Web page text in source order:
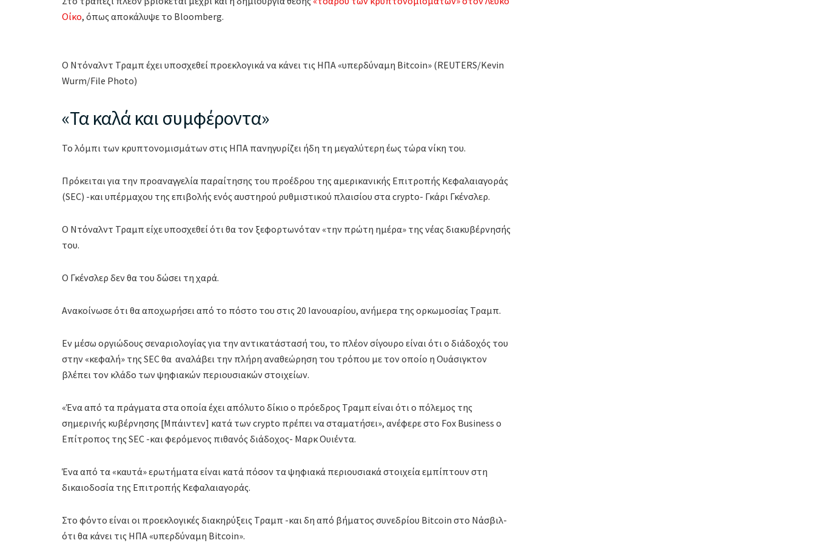
Οίκο, όπως αποκάλυψε το Bloomberg.
Ο Ντόναλντ Τραμπ έχει υποσχεθεί προεκλογικά να κάνει τις ΗΠΑ «υπερδύναμη Bitcoin» (REUTERS/Kevin
Wurm/File Photo)
«Τα καλά και συμφέροντα»
Το λόμπι των κρυπτονομισμάτων στις ΗΠΑ πανηγυρίζει ήδη τη μεγαλύτερη έως τώρα νίκη του.
Πρόκειται για την προαναγγελία παραίτησης του προέδρου της αμερικανικής Επιτροπής Κεφαλαιαγοράς
(SEC) -και υπέρμαχου της επιβολής ενός αυστηρού ρυθμιστικού πλαισίου στα crypto- Γκάρι Γκένσλερ.
Ο Ντόναλντ Τραμπ είχε υποσχεθεί ότι θα τον ξεφορτωνόταν «την πρώτη ημέρα» της νέας διακυβέρνησής
του.
Ο Γκένσλερ δεν θα του δώσει τη χαρά.
Ανακοίνωσε ότι θα αποχωρήσει από το πόστο του στις 20 Ιανουαρίου, ανήμερα της ορκωμοσίας Τραμπ.
Εν μέσω οργιώδους σεναριολογίας για την αντικατάστασή του, το πλέον σίγουρο είναι ότι ο διάδοχός του
στην «κεφαλή» της SEC θα αναλάβει την πλήρη αναθεώρηση του τρόπου με τον οποίο η Ουάσιγκτον
βλέπει τον κλάδο των ψηφιακών περιουσιακών στοιχείων.
«Ένα από τα πράγματα στα οποία έχει απόλυτο δίκιο ο πρόεδρος Τραμπ είναι ότι ο πόλεμος της
σημερινής κυβέρνησης [Μπάιντεν] κατά των crypto πρέπει να σταματήσει», ανέφερε στο Fox Business o
Επίτροπος της SEC -και φερόμενος πιθανός διάδοχος- Μαρκ Ουιέντα.
Ένα από τα «καυτά» ερωτήματα είναι κατά πόσον τα ψηφιακά περιουσιακά στοιχεία εμπίπτουν στη
δικαιοδοσία της Επιτροπής Κεφαλαιαγοράς.
Στο φόντο είναι οι προεκλογικές διακηρύξεις Τραμπ -και δη από βήματος συνεδρίου Bitcoin στο Νάσβιλ-
ότι θα κάνει τις ΗΠΑ «υπερδύναμη Bitcoin».